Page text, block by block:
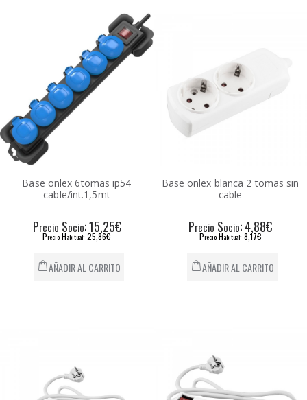
Base onlex 6tomas ip54
cable/int.1,5mt
Precio Socio: 15,25€
Precio Habitual: 25,86€
AÑADIR AL CARRITO
Base onlex blanca 2 tomas sin
cable
Precio Socio: 4,88€
PrecioHabitual: 8,17€
AÑADIR AL CARRITO